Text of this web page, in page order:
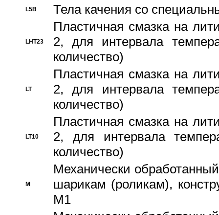
L5B Тела качения со
LHT23
Пластичная смазка на
2, для интервала
количество)
LT
Пластичная смазка на
2, для интервала
количество)
LT10
Пластичная смазка на
2, для интервала
количество)
M
Механически
шарикам (роликам),
M1